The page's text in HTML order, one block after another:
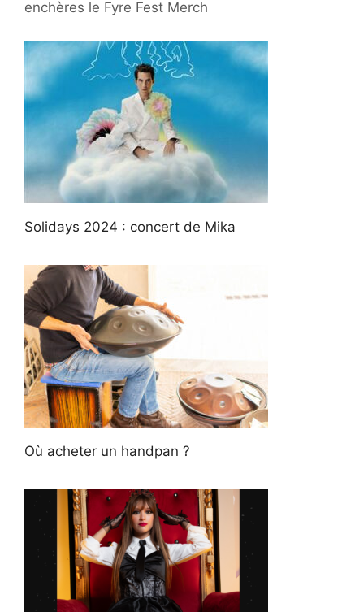
enchères le Fyre Fest Merch
Solidays 2024 : concert de Mika
Où acheter un handpan ?